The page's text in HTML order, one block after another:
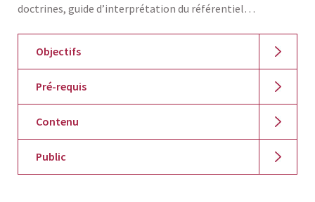
doctrines, guide d’interprétation du référentiel…
Objectifs
Pré-requis
Contenu
Public